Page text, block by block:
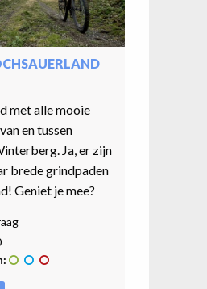
met alle mooie
en tussen
Ja, er zijn
brede grindpaden
Geniet je mee?